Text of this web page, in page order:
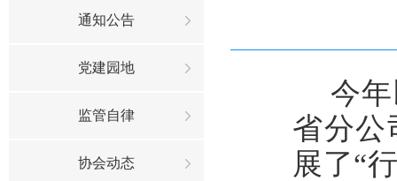
通知公告
党建园地
监管自律
协会动态
今
省分公
展了“